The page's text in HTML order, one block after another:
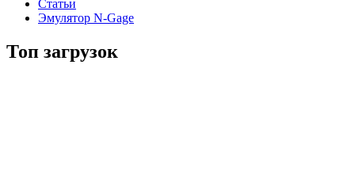
Статьи
Эмулятор N-Gage
Топ загрузок